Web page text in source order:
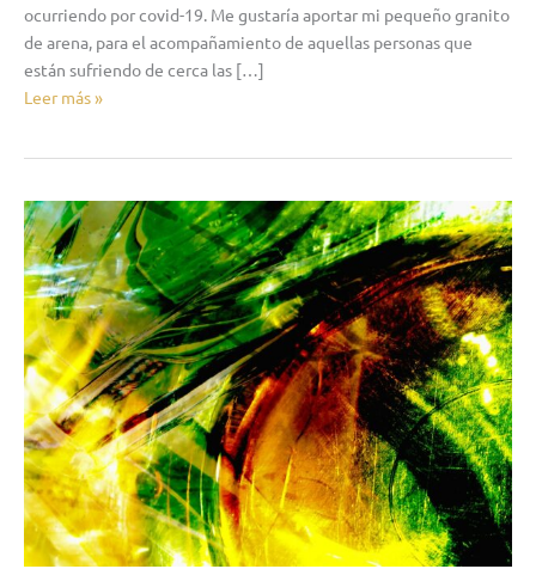
ocurriendo por covid-19. Me gustaría aportar mi pequeño granito
de arena, para el acompañamiento de aquellas personas que
están sufriendo de cerca las […]
Leer más »
«Endometriosis
e
Infertilidad»